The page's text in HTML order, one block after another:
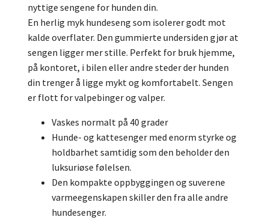
nyttige sengene for hunden din.
En herlig myk hundeseng som isolerer godt mot
kalde overflater. Den gummierte undersiden gjør at
sengen ligger mer stille. Perfekt for bruk hjemme,
på kontoret, i bilen eller andre steder der hunden
din trenger å ligge mykt og komfortabelt. Sengen
er flott for valpebinger og valper.
Vaskes normalt på 40 grader
Hunde- og kattesenger med enorm styrke og
holdbarhet samtidig som den beholder den
luksuriøse følelsen.
Den kompakte oppbyggingen og suverene
varmeegenskapen skiller den fra alle andre
hundesenger.